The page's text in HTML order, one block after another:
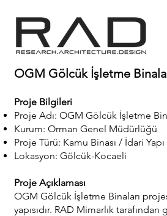
OGM Gölcük İşletme
Proje Bilgileri
Proje Adı: OGM Gölcük İşletme
Kurum: Orman Genel Müdürlüğü
Proje Türü: Kamu Binası / İdari Yapı
Lokasyon: Gölcük-Kocaeli
Proje Açıklaması
OGM Gölcük İşletme Binaları
yapısıdır. RAD Mimarlık